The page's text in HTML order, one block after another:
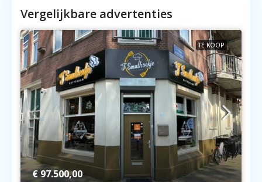
Vergelijkbare advertenties
TE KOOP
€ 97.500,00